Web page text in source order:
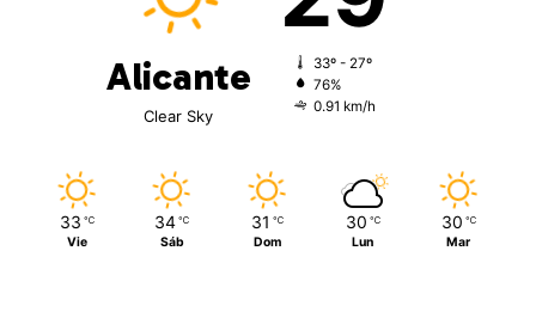
Alicante
Clear Sky
33º - 27º
76%
0.91 km/h
33 ℃
Vie
34 ℃
Sáb
31 ℃
Dom
30 ℃
Lun
30 ℃
Mar